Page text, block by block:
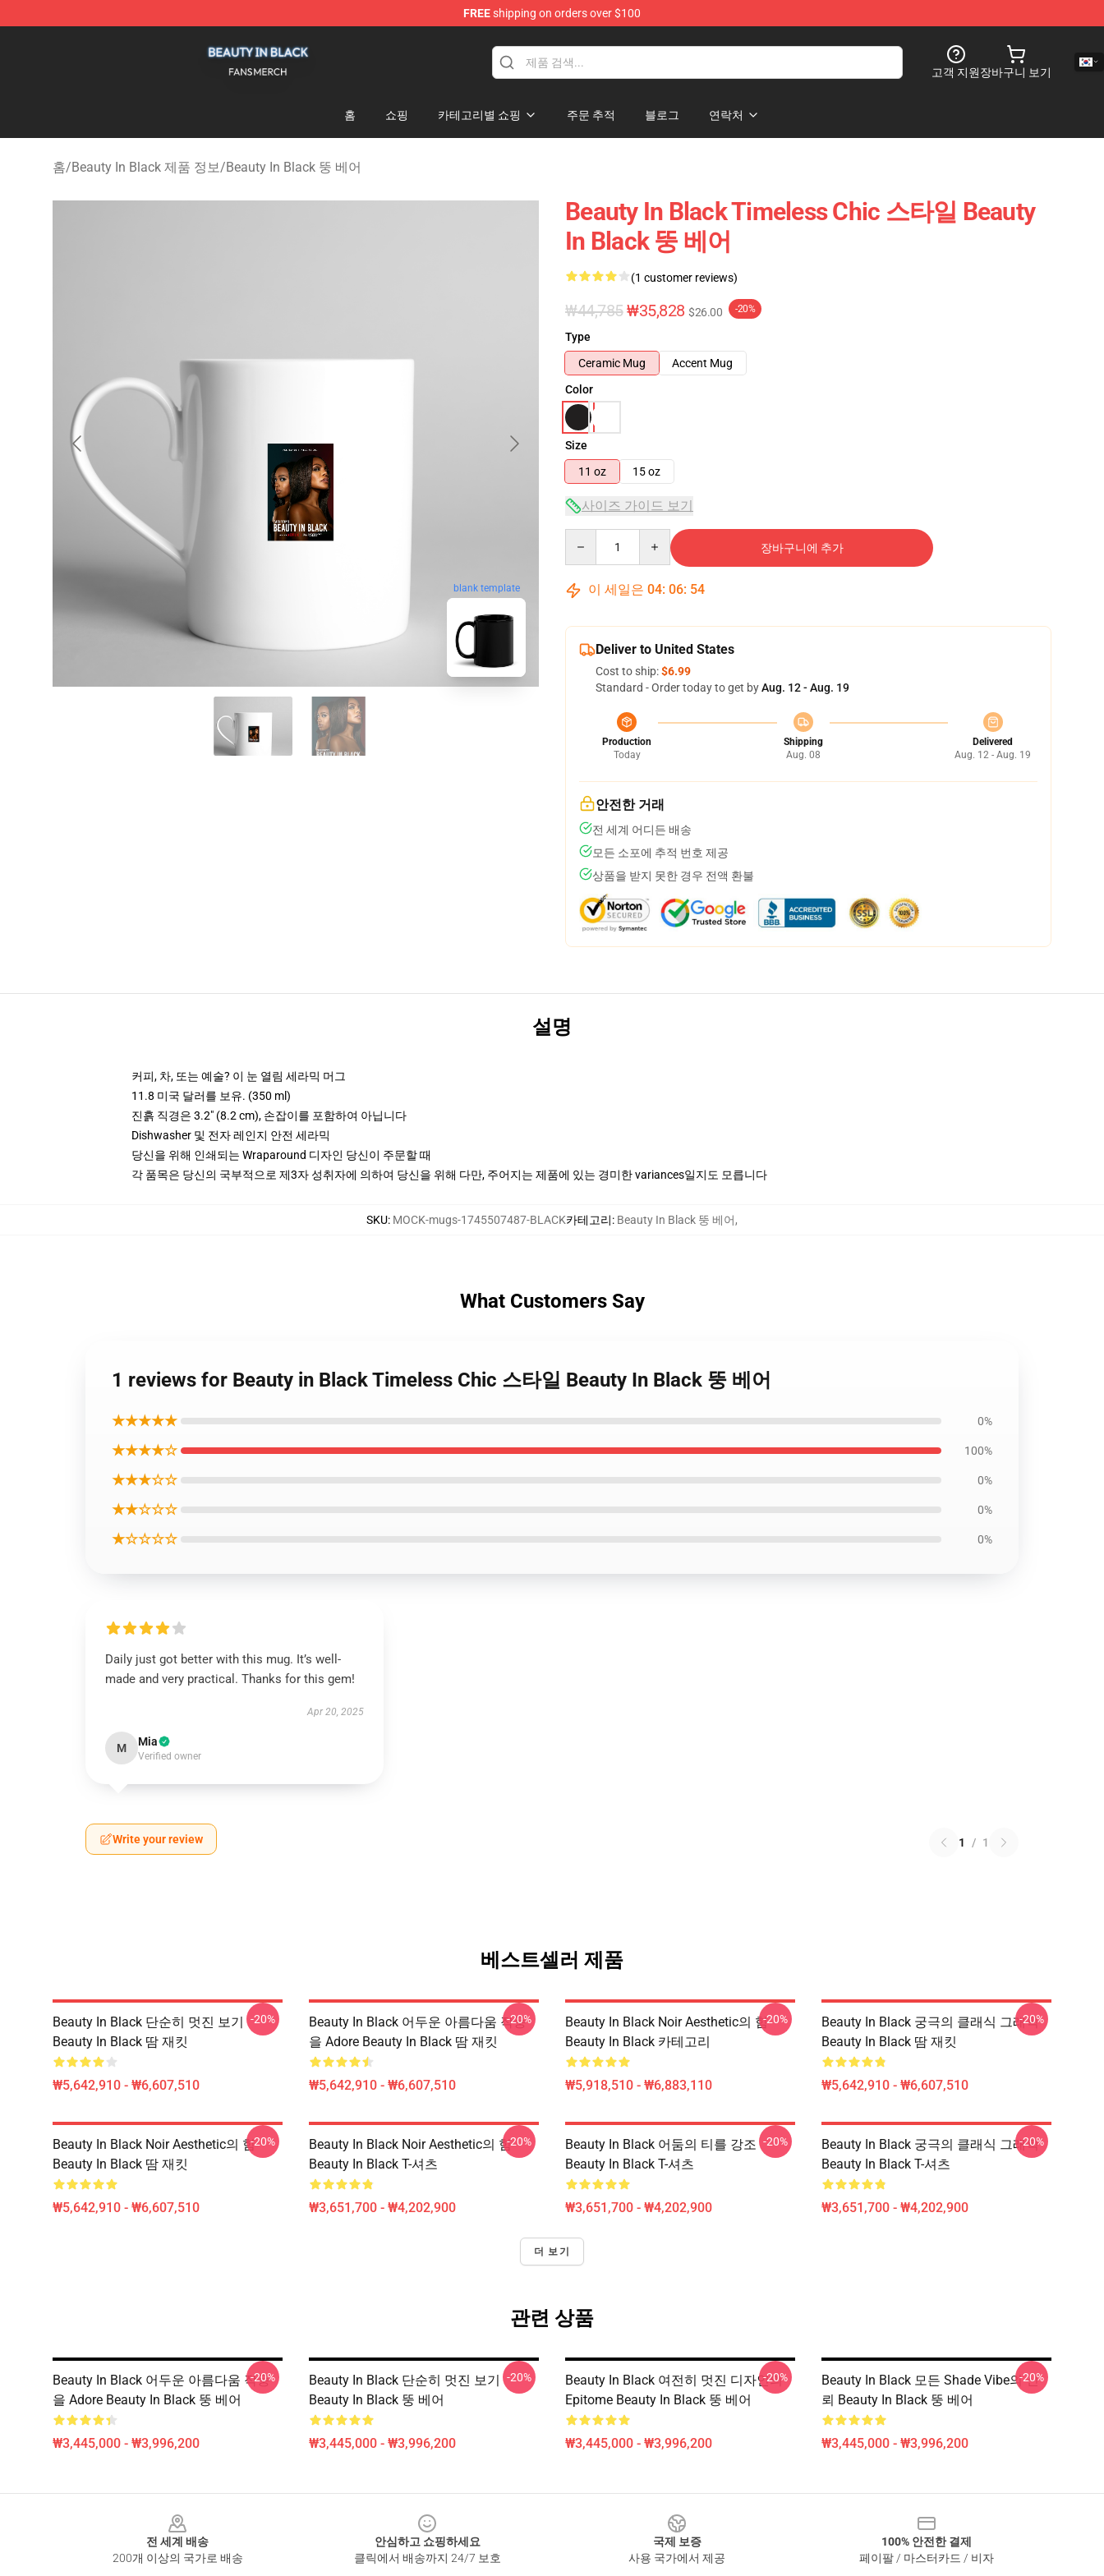
FREEshipping on orders over $100
고객 지원장바구니 보기
홈 쇼핑 카테고리별 쇼핑 주문 추적 블로그 연락처
홈/Beauty In Black 제품 정보/Beauty In Black 뚱 베어
blank template
Beauty In Black Timeless Chic 스타일 Beauty
In Black 뚱 베어
(1 customer reviews)
₩44,785₩35,828 $26.00 -20%
Type
Ceramic Mug
Accent Mug
Color
Size
11 oz
15 oz
사이즈 가이드 보기
장바구니에 추가
이 세일은 04: 06: 53
Deliver to United States
Cost to ship:$6.99
Standard - Order today to get byAug. 12 - Aug. 19
Production
Today
Shipping
Aug. 08
Delivered
Aug. 12 - Aug. 19
안전한 거래
전 세계 어디든 배송
모든 소포에 추적 번호 제공
상품을 받지 못한 경우 전액 환불
설명
커피, 차, 또는 예술? 이 눈 열림 세라믹 머그
11.8 미국 달러를 보유. (350 ml)
진흙 직경은 3.2" (8.2 cm), 손잡이를 포함하여 아닙니다
Dishwasher 및 전자 레인지 안전 세라믹
당신을 위해 인쇄되는 Wraparound 디자인 당신이 주문할 때
각 품목은 당신의 국부적으로 제3자 성취자에 의하여 당신을 위해 다만, 주어지는 제품에 있는 경미한 variances일지도 모릅니다
SKU: MOCK-mugs-1745507487-BLACK카테고리: Beauty In Black 뚱 베어,
What Customers Say
1 reviews for Beauty in Black Timeless Chic 스타일 Beauty In Black 뚱 베어
★★★★★ 0%
★★★★☆ 100%
★★★☆☆ 0%
★★☆☆☆ 0%
★☆☆☆☆ 0%
Daily just got better with this mug. It’s well-
made and very practical. Thanks for this gem!
Apr 20, 2025
M Mia
Verified owner
Write your review 1 / 1
베스트셀러 제품
Beauty In Black 단순히 멋진 보기
Beauty In Black 땀 재킷
₩5,642,910 - ₩6,607,510
-20%
Beauty In Black 어두운 아름다움 작풍
을 Adore Beauty In Black 땀 재킷
₩5,642,910 - ₩6,607,510
-20%
Beauty In Black Noir Aesthetic의 힘
Beauty In Black 카테고리
₩5,918,510 - ₩6,883,110
-20%
Beauty In Black 궁극의 클래식 그래픽
Beauty In Black 땀 재킷
₩5,642,910 - ₩6,607,510
-20%
Beauty In Black Noir Aesthetic의 힘
Beauty In Black 땀 재킷
₩5,642,910 - ₩6,607,510
-20%
Beauty In Black Noir Aesthetic의 힘
Beauty In Black T-셔츠
₩3,651,700 - ₩4,202,900
-20%
Beauty In Black 어둠의 티를 강조
Beauty In Black T-셔츠
₩3,651,700 - ₩4,202,900
-20%
Beauty In Black 궁극의 클래식 그래픽
Beauty In Black T-셔츠
₩3,651,700 - ₩4,202,900
-20%
더 보기
관련 상품
Beauty In Black 어두운 아름다움 작풍
을 Adore Beauty In Black 뚱 베어
₩3,445,000 - ₩3,996,200
-20%
Beauty In Black 단순히 멋진 보기
Beauty In Black 뚱 베어
₩3,445,000 - ₩3,996,200
-20%
Beauty In Black 여전히 멋진 디자인의
Epitome Beauty In Black 뚱 베어
₩3,445,000 - ₩3,996,200
-20%
Beauty In Black 모든 Shade Vibe의 신
뢰 Beauty In Black 뚱 베어
₩3,445,000 - ₩3,996,200
-20%
전 세계 배송
200개 이상의 국가로 배송
안심하고 쇼핑하세요
클릭에서 배송까지 24/7 보호
국제 보증
사용 국가에서 제공
100% 안전한 결제
페이팔 / 마스터카드 / 비자